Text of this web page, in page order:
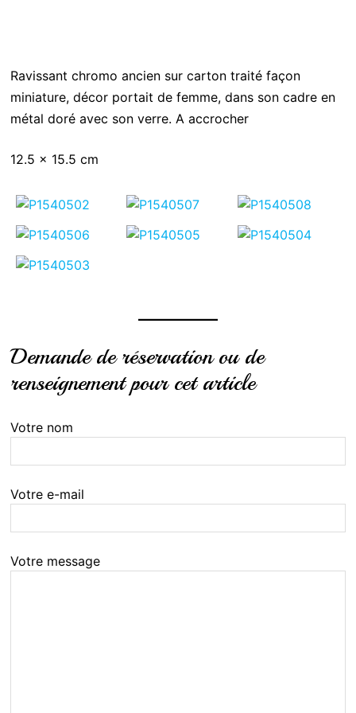
Ravissant chromo ancien sur carton traité façon
miniature, décor portait de femme, dans son cadre en
métal doré avec son verre. A accrocher
12.5 x 15.5 cm
Demande de réservation ou de
renseignement pour cet article
Votre nom
Votre e-mail
Votre message